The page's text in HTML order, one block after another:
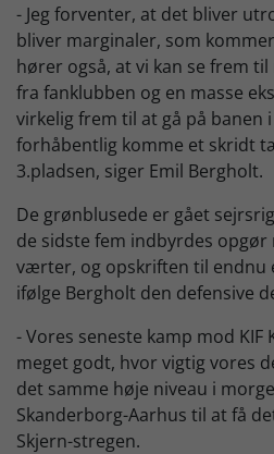
- Jeg forventer, at det bliver
bliver marginaler, som
hører også, at vi kan se frem
fra fanklubben og en masse
virkelig frem til at gå på banen
forhåbentlig komme et skridt
3.pladsen, siger Emil Bergholt.
De grønblusede er gået
de sidste fem indbyrdes
værter, og opskriften til endnu
ifølge Bergholt den defensive
- Vores seneste kamp mod
meget godt, hvor vigtig vores
det samme høje niveau i
Skanderborg-Aarhus til at få
Skjern-stregen.